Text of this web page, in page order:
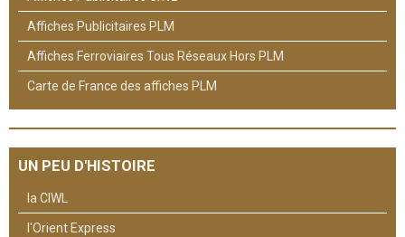
Affiches Publicitaires PLM
Affiches Ferroviaires Tous Réseaux Hors PLM
Carte de France des affiches PLM
UN PEU D'HISTOIRE
la CIWL
l'Orient Express